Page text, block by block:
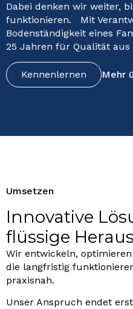
Dabei denken wir weiter,
funktionieren. Mit
Bodenständigkeit eines
25 Jahren für Qualität
Kennenlernen Mehr
Umsetzen
Innovative
flüssige
Wir entwickeln,
die langfristig
praxisnah.
Unser Anspruch endet